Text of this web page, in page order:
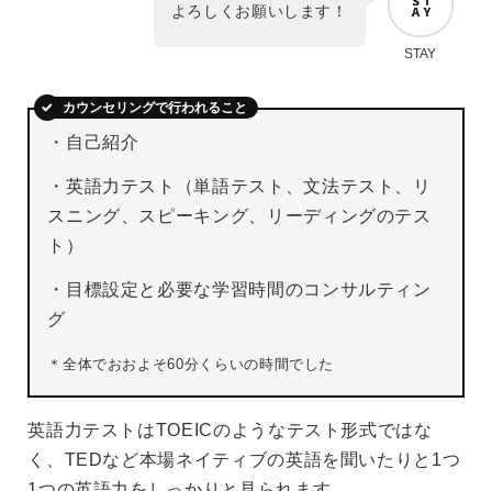
よろしくお願いします！
STAY
カウンセリングで行われること
・自己紹介
・英語力テスト（単語テスト、文法テスト、リ
スニング、スピーキング、リーディングのテス
ト）
・目標設定と必要な学習時間のコンサルティン
グ
＊全体でおおよそ60分くらいの時間でした
英語力テストはTOEICのようなテスト形式ではな
く、TEDなど本場ネイティブの英語を聞いたりと1つ